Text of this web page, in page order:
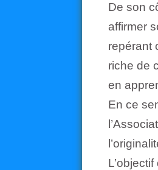
De son
affirmer
repérant
riche de
en
En ce